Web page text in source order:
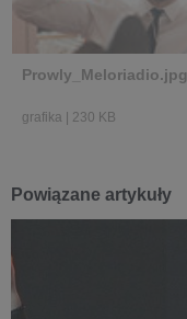
Prowly_Meloriadio.jpg
grafika 230 KB
Powiązane artykuły